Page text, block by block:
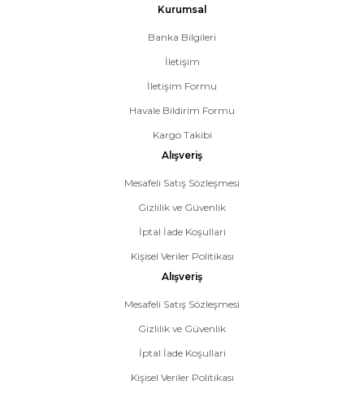
Kurumsal
Banka Bilgileri
İletişim
İletişim Formu
Havale Bildirim Formu
Kargo Takibi
Alışveriş
Mesafeli Satış Sözleşmesi
Gizlilik ve Güvenlik
İptal İade Koşullari
Kişisel Veriler Politikası
Alışveriş
Mesafeli Satış Sözleşmesi
Gizlilik ve Güvenlik
İptal İade Koşullari
Kişisel Veriler Politikası